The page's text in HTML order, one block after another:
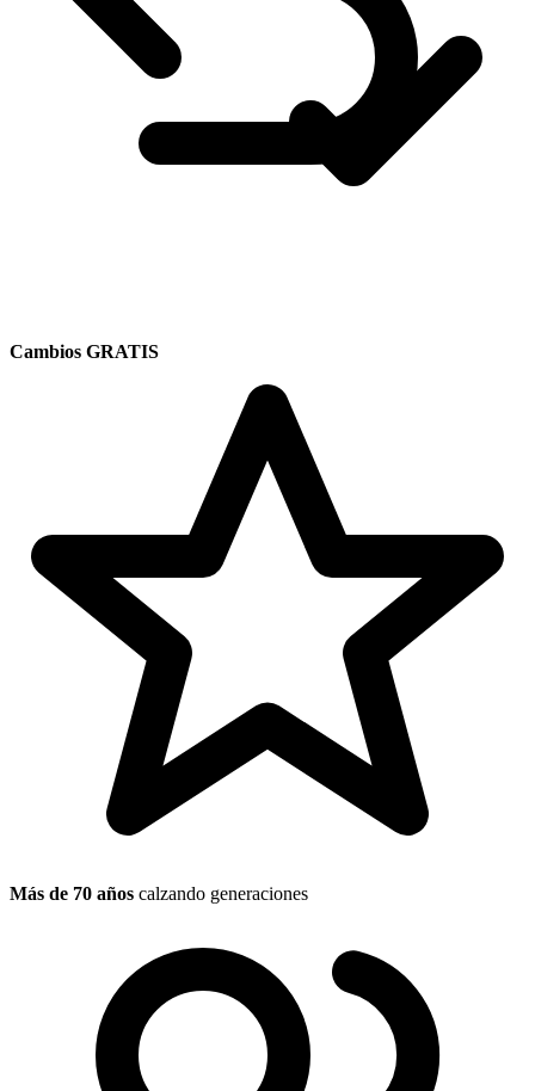
Cambios GRATIS
Más de 70 años calzando generaciones